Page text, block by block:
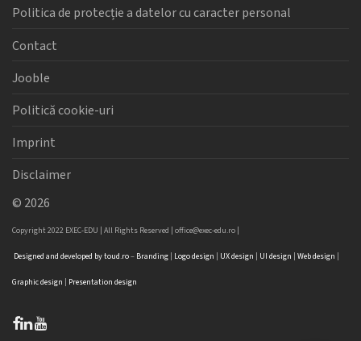
Politica de protecție a datelor cu caracter personal
Contact
Jooble
Politică cookie-uri
Imprint
Disclaimer
© 2026
Copyright 2022 EXEC-EDU | All Rights Reserved | office@exec-edu.ro
Designed and developed bytoud.ro– Branding Logodesign UX design UI design Web design
Graphic design Presentation design